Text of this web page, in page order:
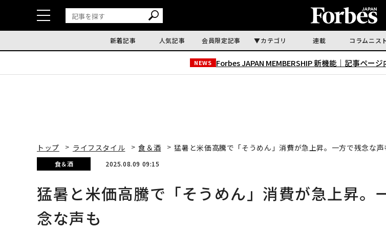
新着記事 人気記事 会員限定記事 カテゴリ 連載 コラムニス
NEWS Forbes JAPAN MEMBERSHIP 新機能｜ 記事ページ
トップ ライフスタイル 食＆酒 猛暑と米価高騰で「そうめん」消費が急上昇。一方で残念な声
食＆酒 2025.08.09 09:15
猛暑と米価高騰で「そうめん」消費が急上昇。
念な声も